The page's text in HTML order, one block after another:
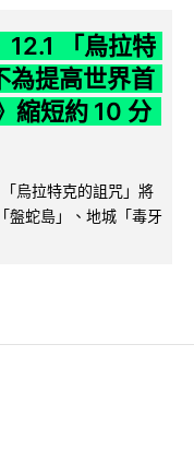
12.1 「烏拉特
為提高世界首
縮短約 10 分
烏拉特克的詛咒」將
盤蛇島」、地城「毒牙